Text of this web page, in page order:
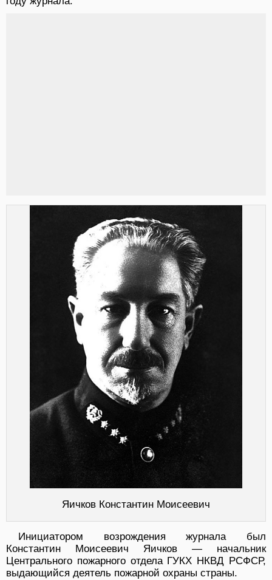
Яичков Константин Моисеевич
Инициатором возрождения журнала был
Константин Моисеевич Яичков — начальник
Центрального пожарного отдела ГУКХ НКВД РСФСР,
выдающийся деятель пожарной охраны страны.